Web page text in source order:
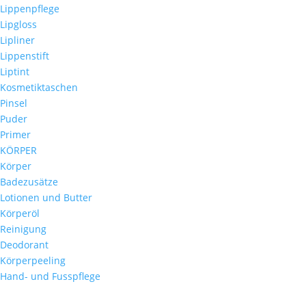
Lippenpflege
Lipgloss
Lipliner
Lippenstift
Liptint
Kosmetiktaschen
Pinsel
Puder
Primer
KÖRPER
Körper
Badezusätze
Lotionen und Butter
Körperöl
Reinigung
Deodorant
Körperpeeling
Hand- und Fusspflege